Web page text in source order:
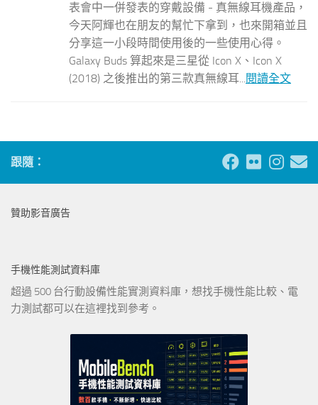
表會中一併發表的穿戴設備 - 真無線耳機產品，
今天阿輝也在朋友的幫忙下拿到，也來開箱並且
分享這一小段時間使用後的一些使用心得。
Galaxy Buds 算起來是三星從 Icon X、Icon X
(2018) 之後推出的第三款真無線耳...閱讀全文
跟隨：
贊助影音廣告
手機性能測試資料庫
超過 500 台行動設備性能實測資料庫，想找手機性能比較、電
力測試都可以在這裡找到參考。